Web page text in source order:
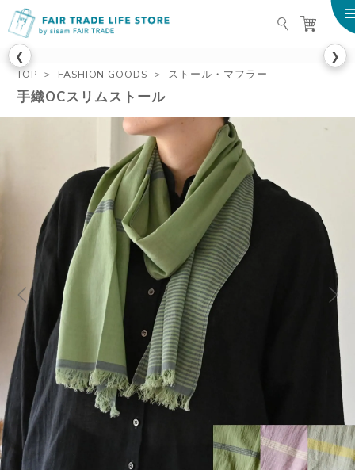
FAIR TRADE LIFE
❮ ❯
TOP FASHION GOODS ストール・マフラー
手織OCスリムストール